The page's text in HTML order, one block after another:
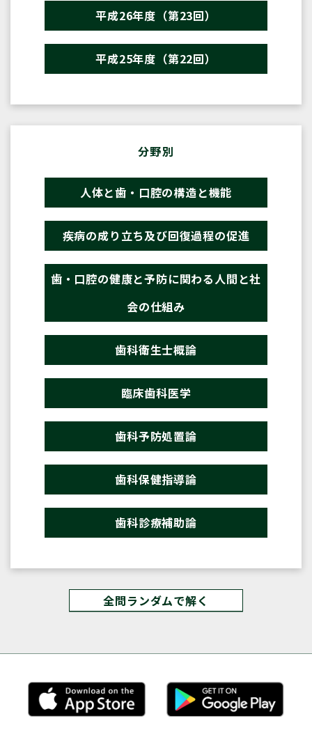
平成26年度（第23回）
平成25年度（第22回）
分野別
人体と歯・口腔の構造と機能
疾病の成り立ち及び回復過程の促進
歯・口腔の健康と予防に関わる人間と社
会の仕組み
歯科衛生士概論
臨床歯科医学
歯科予防処置論
歯科保健指導論
歯科診療補助論
全問ランダムで解く